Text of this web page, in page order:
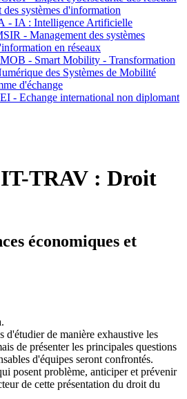
des systèmes d'information
- IA : Intelligence Artificielle
- Management des systèmes
en réseaux
- Smart Mobility - Transformation
des Systèmes de Mobilité
d'échange
- Echange international non diplomant
TRAV : Droit
économiques et
d'étudier de manière exhaustive les
de présenter les principales questions
d'équipes seront confrontés.
posent problème, anticiper et prévenir
de cette présentation du droit du